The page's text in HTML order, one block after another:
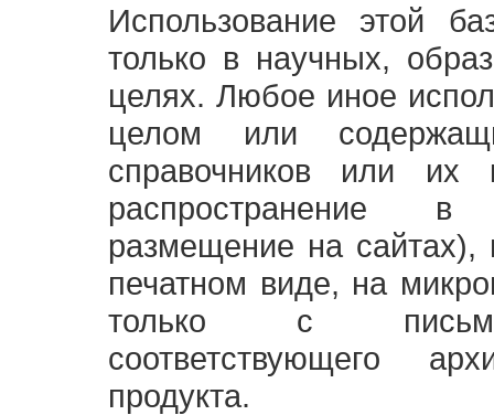
Использование этой
только в научных,
целях. Любое иное
целом или
справочников или их
распространение
размещение на
печатном виде, на
только с
соответствующего
продукта.